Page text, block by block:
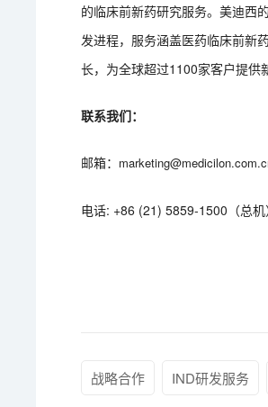
的临床前新药研究服务。美迪西
发进程，服务涵盖医药临床前新
长，为全球超过1100家客户提供
联系我们：
邮箱：
电话: +86 (21) 5859-1500（总机
战略合作 IND研发服务